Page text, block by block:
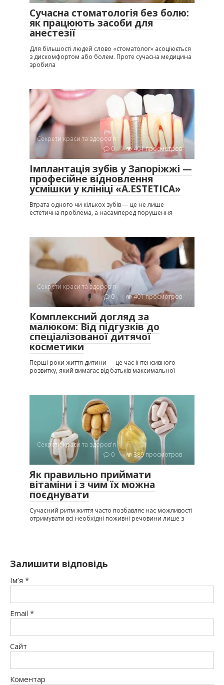
Сучасна стоматологія без болю:
як працюють засоби для
анестезії
Для більшості людей слово «стоматолог» асоціюється
з дискомфортом або болем. Проте сучасна медицина
зробила
Секрети краси та здоров'я
0
401 просмотров
Імплантація зубів у Запоріжжі —
професійне відновлення
усмішки у клініці «A.ESTETICA»
Втрата одного чи кількох зубів — це не лише
естетична проблема, а насамперед порушення
Секрети краси та здоров'я
0
401 просмотров
Комплексний догляд за
малюком: Від підгузків до
спеціалізованої дитячої
косметики
Перші роки життя дитини — це час інтенсивного
розвитку, який вимагає від батьків максимальної
Секрети краси та здоров'я
0
389 просмотров
Як правильно приймати
вітаміни і з чим їх можна
поєднувати
Сучасний ритм життя часто позбавляє нас можливості
отримувати всі необхідні поживні речовини лише з
Залишити відповідь
Ім’я *
Email *
Сайт
Коментар